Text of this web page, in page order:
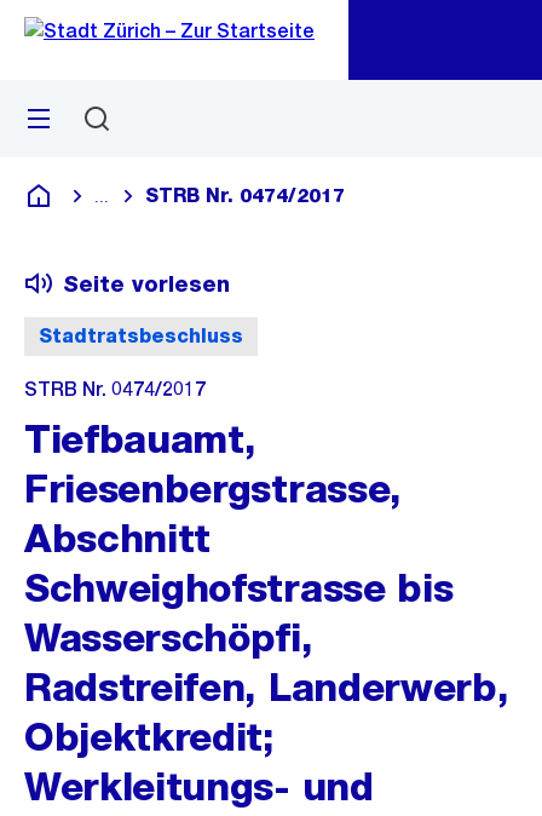
Navigation
Sprunglink
Menü
Deutsch
Blende alle Breadcrumbs ein
STRB Nr. 0474/2017
Stadtratsbeschluss
Seite vorlesen
STRB Nr. 0474/2017
Tiefbauamt,
Friesenbergstrasse,
Abschnitt
Schweighofstrasse bis
Wasserschöpfi,
Radstreifen, Landerwerb,
Objektkredit;
Werkleitungs- und